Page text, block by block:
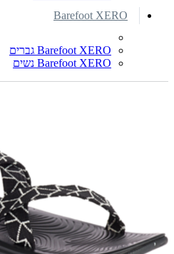
Barefoot XERO
Barefoot XERO גברים
Barefoot XERO נשים